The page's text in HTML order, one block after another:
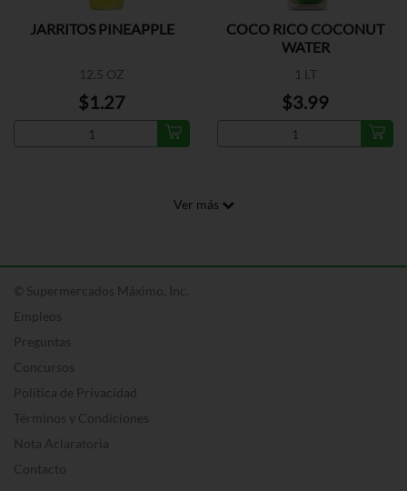
JARRITOS PINEAPPLE
12.5 OZ
$1.27
COCO RICO COCONUT
WATER
1 LT
$3.99
Ver más
© Supermercados Máximo, Inc.
Empleos
Preguntas
Concursos
Política de Privacidad
Términos y Condiciones
Nota Aclaratoria
Contacto